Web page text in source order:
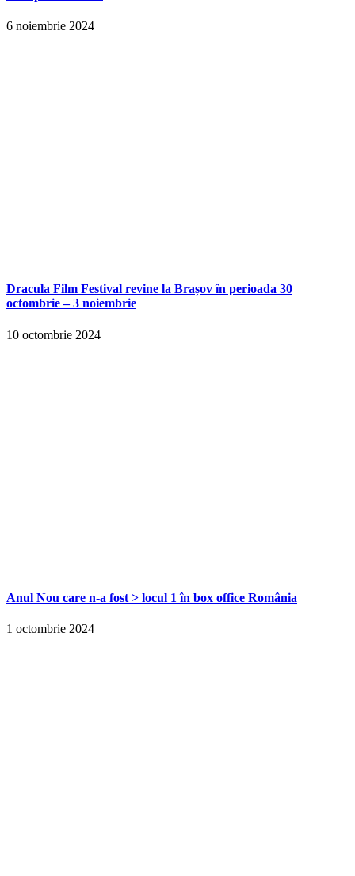
6 noiembrie 2024
Dracula Film Festival revine la Brașov în perioada 30
octombrie – 3 noiembrie
10 octombrie 2024
Anul Nou care n-a fost > locul 1 în box office România
1 octombrie 2024